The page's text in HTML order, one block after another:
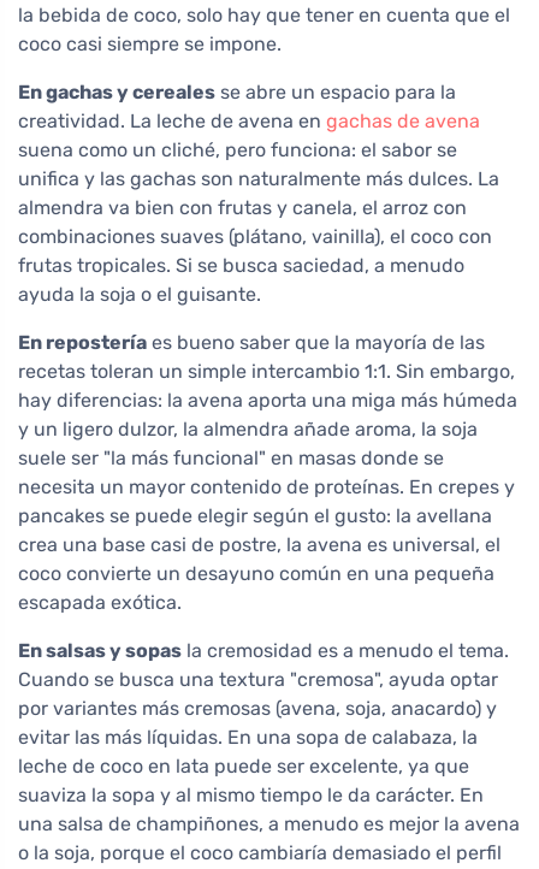
la bebida de coco, solo hay que tener en cuenta que el
coco casi siempre se impone.
En gachas y cereales se abre un espacio para la
creatividad. La leche de avena en gachas de avena
suena como un cliché, pero funciona: el sabor se
unifica y las gachas son naturalmente más dulces. La
almendra va bien con frutas y canela, el arroz con
combinaciones suaves (plátano, vainilla), el coco con
frutas tropicales. Si se busca saciedad, a menudo
ayuda la soja o el guisante.
En repostería es bueno saber que la mayoría de las
recetas toleran un simple intercambio 1:1. Sin embargo,
hay diferencias: la avena aporta una miga más húmeda
y un ligero dulzor, la almendra añade aroma, la soja
suele ser "la más funcional" en masas donde se
necesita un mayor contenido de proteínas. En crepes y
pancakes se puede elegir según el gusto: la avellana
crea una base casi de postre, la avena es universal, el
coco convierte un desayuno común en una pequeña
escapada exótica.
En salsas y sopas la cremosidad es a menudo el tema.
Cuando se busca una textura "cremosa", ayuda optar
por variantes más cremosas (avena, soja, anacardo) y
evitar las más líquidas. En una sopa de calabaza, la
leche de coco en lata puede ser excelente, ya que
suaviza la sopa y al mismo tiempo le da carácter. En
una salsa de champiñones, a menudo es mejor la avena
o la soja, porque el coco cambiaría demasiado el perfil